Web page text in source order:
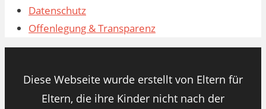
Datenschutz
Offenlegung & Transparenz
Diese Webseite wurde erstellt von Eltern für
Eltern, die ihre Kinder nicht nach der